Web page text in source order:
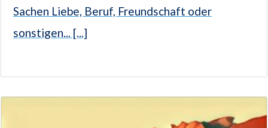
Sachen Liebe, Beruf, Freundschaft oder
sonstigen... [...]